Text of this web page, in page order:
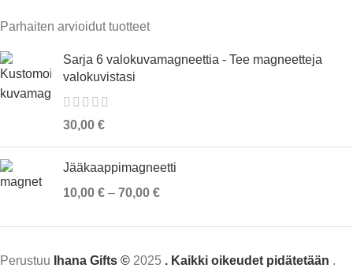
Parhaiten arvioidut tuotteet
Sarja 6 valokuvamagneettia - Tee magneetteja
valokuvistasi
30,00 €
Jääkaappimagneetti
10,00 € – 70,00 €
Perustuu Ihana Gifts © 2025 . Kaikki oikeudet pidätetään .